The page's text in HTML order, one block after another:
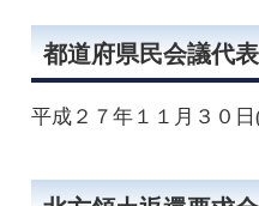
都道府県民会議代
平成２７年１１月３０